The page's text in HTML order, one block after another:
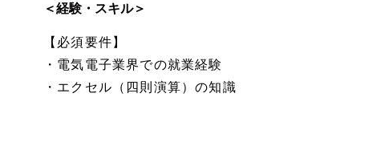
＜経験・スキル＞
【必須要件】
・電気電子業界での就業経験
・エクセル（四則演算）の知識